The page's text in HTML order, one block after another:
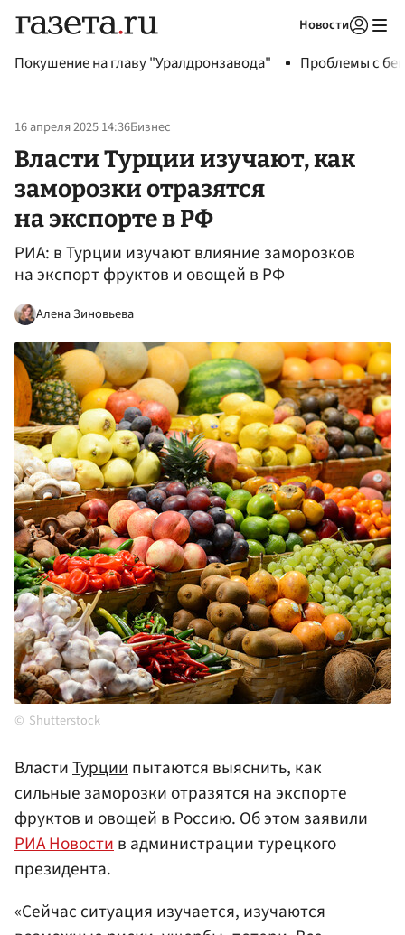
Новости
Покушение на главу "Уралдронзавода" Проблемы с
16 апреля 2025 14:36Бизнес
Власти Турции изучают, как
заморозки отразятся
на экспорте в РФ
РИА: в Турции изучают влияние заморозков
на экспорт фруктов и овощей в РФ
Алена Зиновьева
Shutterstock
ВластиТурциипытаются выяснить, как
сильные заморозки отразятся на экспорте
фруктов и овощей в Россию. Об этом заявили
РИА Новостив администрации турецкого
президента.
«Сейчас ситуация изучается, изучаются